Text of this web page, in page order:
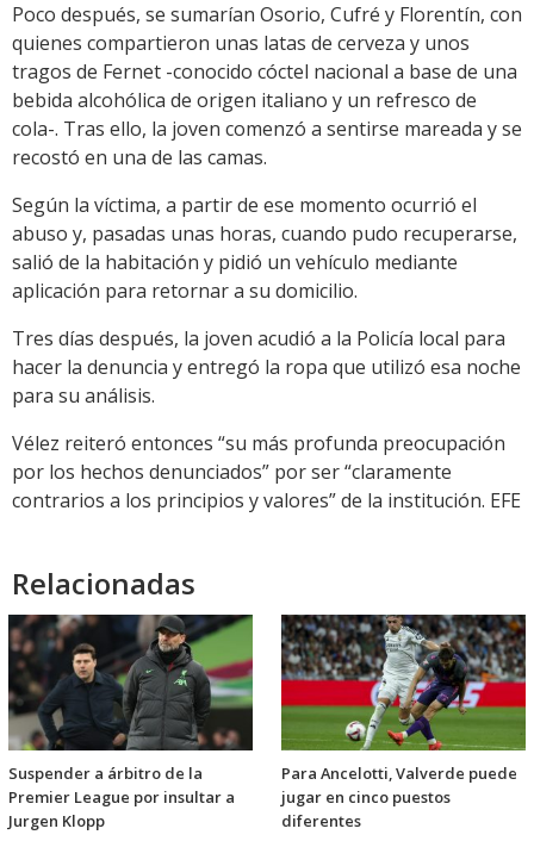
Poco después, se sumarían Osorio, Cufré y Florentín, con
quienes compartieron unas latas de cerveza y unos
tragos de Fernet -conocido cóctel nacional a base de una
bebida alcohólica de origen italiano y un refresco de
cola-. Tras ello, la joven comenzó a sentirse mareada y se
recostó en una de las camas.
Según la víctima, a partir de ese momento ocurrió el
abuso y, pasadas unas horas, cuando pudo recuperarse,
salió de la habitación y pidió un vehículo mediante
aplicación para retornar a su domicilio.
Tres días después, la joven acudió a la Policía local para
hacer la denuncia y entregó la ropa que utilizó esa noche
para su análisis.
Vélez reiteró entonces “su más profunda preocupación
por los hechos denunciados” por ser “claramente
contrarios a los principios y valores” de la institución. EFE
Relacionadas
Suspender a árbitro de la
Premier League por insultar a
Jurgen Klopp
Para Ancelotti, Valverde puede
jugar en cinco puestos
diferentes